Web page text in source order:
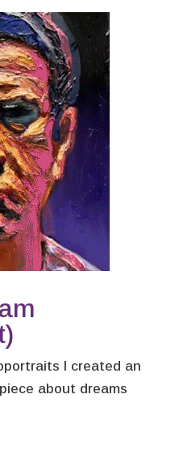
I created an
about dreams